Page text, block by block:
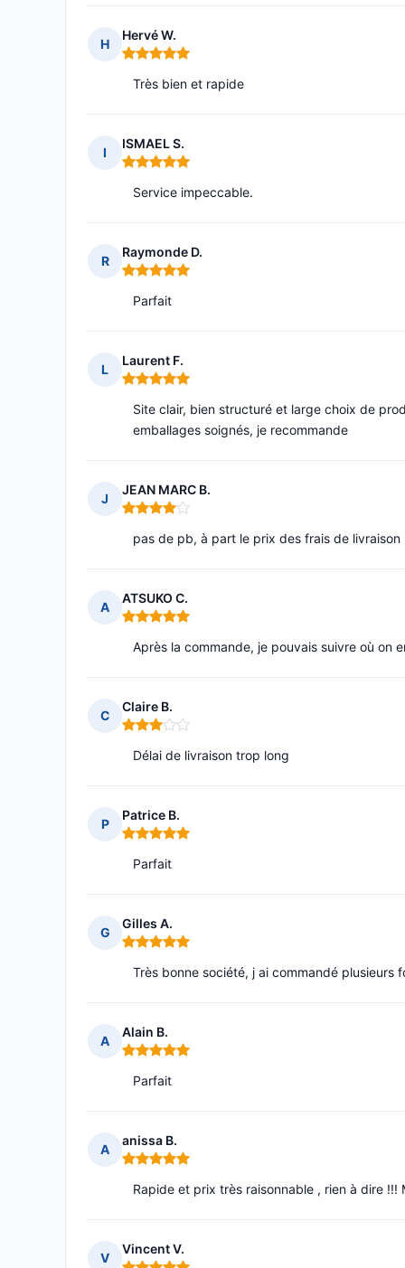
H
Hervé W.
Note : 5 sur 5
Très bien et rapide
I
ISMAEL S.
Note : 5 sur 5
Service impeccable.
R
Raymonde D.
Note : 5 sur 5
Parfait
L
Laurent F.
Note : 5 sur 5
Site clair, bien structuré et large choix de
emballages soignés, je recommande
J
JEAN MARC B.
Note : 4 sur 5
pas de pb, à part le prix des frais de
A
ATSUKO C.
Note : 5 sur 5
Après la commande, je pouvais suivre où on
C
Claire B.
Note : 3 sur 5
Délai de livraison trop long
P
Patrice B.
Note : 5 sur 5
Parfait
G
Gilles A.
Note : 5 sur 5
Très bonne société, j ai commandé plusieurs
A
Alain B.
Note : 5 sur 5
Parfait
A
anissa B.
Note : 5 sur 5
Rapide et prix très raisonnable , rien à dire !!!
V
Vincent V.